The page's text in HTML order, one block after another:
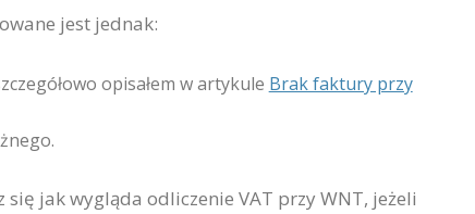
jest jednak:
opisałem w artykule Brak faktury przy
jak wygląda odliczenie VAT przy WNT, jeżeli